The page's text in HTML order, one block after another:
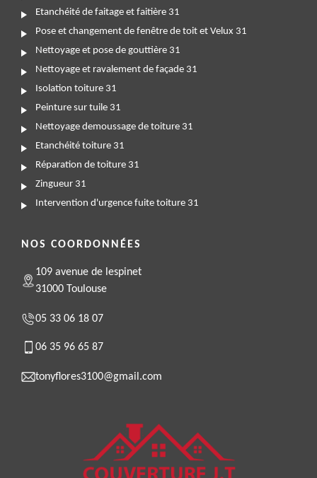
Etanchéité de faitage et faitière 31
Pose et changement de fenêtre de toit et Velux 31
Nettoyage et pose de gouttière 31
Nettoyage et ravalement de façade 31
Isolation toiture 31
Peinture sur tuile 31
Nettoyage demoussage de toiture 31
Etanchéité toiture 31
Réparation de toiture 31
Zingueur 31
Intervention d'urgence fuite toiture 31
NOS COORDONNÉES
109 avenue de lespinet
31000 Toulouse
05 33 06 18 07
06 35 96 65 87
tonyflores3100@gmail.com